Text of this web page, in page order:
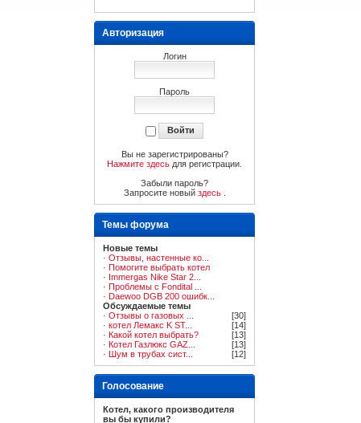
Авторизация
Логин
Пароль
Вы не зарегистрированы?
Нажмите здесь для регистрации.
Забыли пароль?
Запросите новый здесь
Темы форума
Новые темы
· Отзывы, настенные ко...
· Помогите выбрать котел
· Immergas Nike Star 2...
· Проблемы с Fondital ...
· Daewoo DGB 200 ошибк...
Обсуждаемые темы
· Отзывы о газовых ...
[30]
· котел Лемакс K ST...
[14]
· Какой котел выбрать?
[13]
· Котел Газлюкс GAZ...
[13]
· Шум в трубах сист... [12]
Голосование
Котел, какого производителя
вы бы купили?